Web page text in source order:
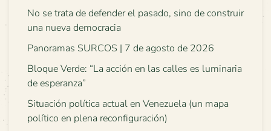
No se trata de defender el pasado, sino de construir
una nueva democracia
Panoramas SURCOS | 7 de agosto de 2026
Bloque Verde: “La acción en las calles es luminaria
de esperanza”
Situación política actual en Venezuela (un mapa
político en plena reconfiguración)